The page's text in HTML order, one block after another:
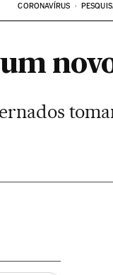
CORONAVÍRUS